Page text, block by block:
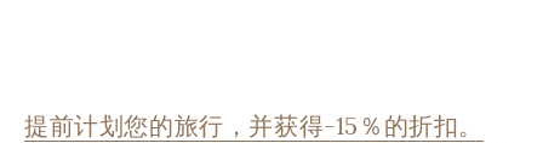
提前计划您的旅行，并获得-15％的折扣。